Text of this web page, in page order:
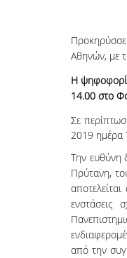
Αθηνών, με
Η
14.00 στο
Σε
2019 ημέρα
Την ευθύνη
Πρύτανη,
ενστάσεις
από την